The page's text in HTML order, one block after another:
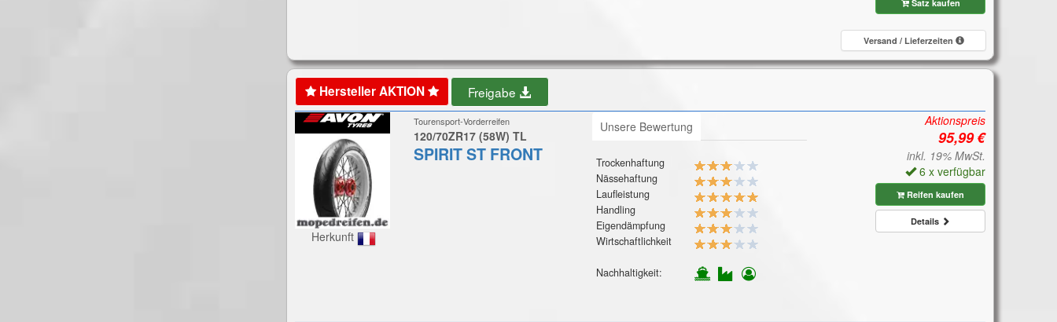
Satz kaufen
Versand / Lieferzeiten
Hersteller AKTION Freigabe
Herkunft
Tourensport-Vorderreifen
120/70ZR17 (58W) TL
SPIRIT ST FRONT
Unsere Bewertung
Trockenhaftung
Nässehaftung
Laufleistung
Handling
Eigendämpfung
Wirtschaftlichkeit
Nachhaltigkeit:
Aktionspreis
inkl. 19% MwSt.
6 x verfügbar
Reifen kaufen
Details